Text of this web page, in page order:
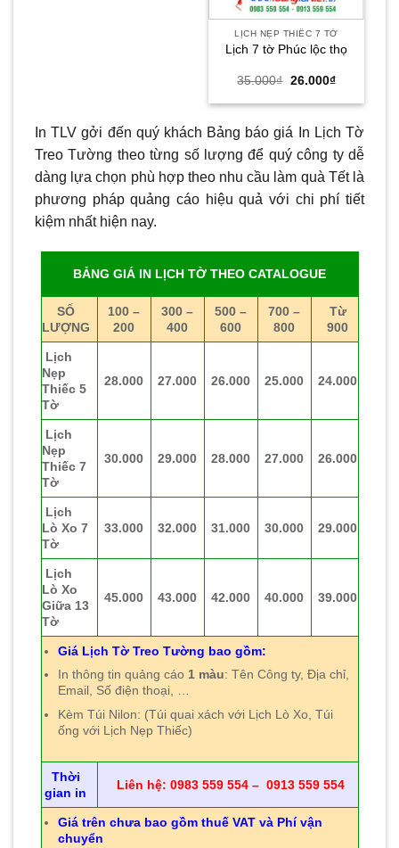
LỊCH NẸP THIẾC 7 TỜ
Lịch 7 tờ Phúc lộc thọ
35.000₫ Giá
là:
26.000₫Giá
tại
26.000₫.
In TLV gởi đến quý khách Bảng báo giá In Lịch Tờ
Treo Tường theo từng số lượng để quý công ty dễ
dàng lựa chọn phù hợp theo nhu cầu làm quà Tết là
phương pháp quảng cáo hiệu quả với chi phí tiết
kiệm nhất hiện nay.
BẢNG GIÁ IN LỊCH TỜ THEO CATALOGUE
SỐ
LƯỢNG
100 –
200
300 –
400
500 –
600
700 –
800
Từ
900
Lịch
Nẹp
Thiếc 5
Tờ
28.000 27.000 26.000 25.000 24.000
Lịch
Nẹp
Thiếc 7
Tờ
30.000 29.000 28.000 27.000 26.000
Lịch
Lò Xo 7
Tờ
33.000 32.000 31.000 30.000 29.000
Lịch
Lò Xo
Giữa 13
Tờ
45.000 43.000 42.000 40.000 39.000
Giá Lịch Tờ Treo Tường bao gồm:
In thông tin quảng cáo 1 màu: Tên Công ty, Địa chỉ,
Email, Số điện thoại, …
Kèm Túi Nilon: (Túi quai xách với Lịch Lò Xo, Túi
ống với Lịch Nẹp Thiếc)
Thời
gian in
Liên hệ: 0983 559 554 – 0913 559 554
Giá trên chưa bao gồm thuế VAT và Phí vận
chuyển